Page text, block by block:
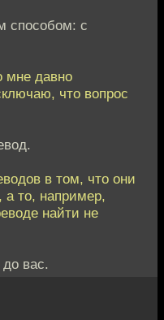
способом: с
давно
что вопрос
в том, что они
а то, например,
найти не
вас.